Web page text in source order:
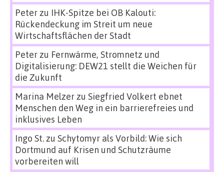
Peterzu IHK-Spitze bei OB Kalouti:
Rückendeckung im Streit um neue
Wirtschaftsflächen der Stadt
Peterzu Fernwärme, Stromnetz und
Digitalisierung: DEW21 stellt die Weichen für
die Zukunft
Marina Melzerzu Siegfried Volkert ebnet
Menschen den Weg in ein barrierefreies und
inklusives Leben
Ingo St.zu Schytomyr als Vorbild: Wie sich
Dortmund auf Krisen und Schutzräume
vorbereiten will